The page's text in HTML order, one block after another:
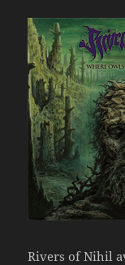
Rivers of Nihil